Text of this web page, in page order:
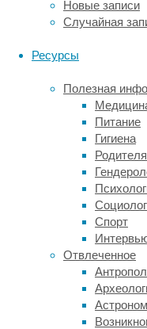
Новые записи
Случайная
Ресурсы
Полезная
Питание
Гигиена
Спорт
Отвлеченное
томографии.
одно
современных
технологий
—
медицинских
изделий
товаров
путем
обработки.